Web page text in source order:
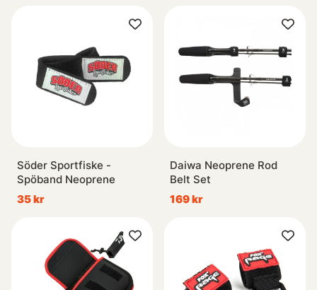
Söder Sportfiske -
Spöband Neoprene
35 kr
Daiwa Neoprene Rod
Belt Set
169 kr